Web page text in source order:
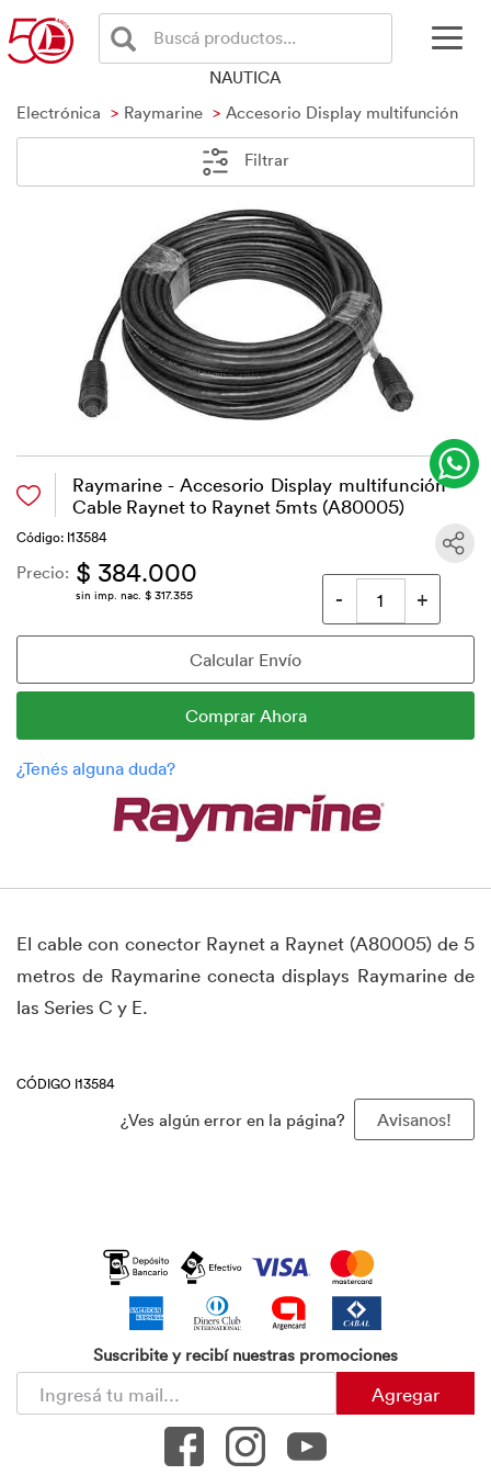
Buscá productos...
NAUTICA
Electrónica
Raymarine Accesorio Display multifunción
Filtrar
Raymarine - Accesorio Display multifunción -
Cable Raynet to Raynet 5mts (A80005)
Código: I13584
Precio: $ 384.000
sin imp. nac. $ 317.355
El cable con conector Raynet a Raynet (A80005) de 5
metros de Raymarine conecta displays Raymarine de
las Series C y E.
CÓDIGO I13584
¿Ves algún error en la página? Avisanos!
Suscribite y recibí nuestras promociones
Agregar